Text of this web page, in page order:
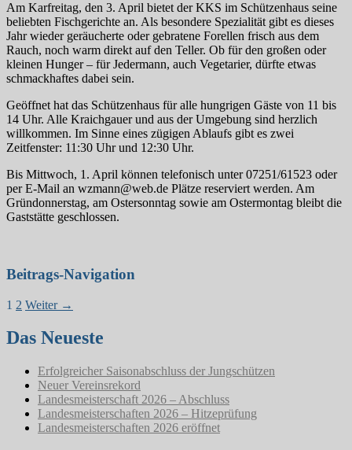
Am Karfreitag, den 3. April bietet der KKS im Schützenhaus seine
beliebten Fischgerichte an. Als besondere Spezialität gibt es dieses
Jahr wieder geräucherte oder gebratene Forellen frisch aus dem
Rauch, noch warm direkt auf den Teller. Ob für den großen oder
kleinen Hunger – für Jedermann, auch Vegetarier, dürfte etwas
schmackhaftes dabei sein.
Geöffnet hat das Schützenhaus für alle hungrigen Gäste von 11 bis
14 Uhr. Alle Kraichgauer und aus der Umgebung sind herzlich
willkommen. Im Sinne eines zügigen Ablaufs gibt es zwei
Zeitfenster: 11:30 Uhr und 12:30 Uhr.
Bis Mittwoch, 1. April können telefonisch unter 07251/61523 oder
per E-Mail an wzmann@web.de Plätze reserviert werden. Am
Gründonnerstag, am Ostersonntag sowie am Ostermontag bleibt die
Gaststätte geschlossen.
Beitrags-Navigation
1 2 Weiter →
Das Neueste
Erfolgreicher Saisonabschluss der Jungschützen
Neuer Vereinsrekord
Landesmeisterschaft 2026 – Abschluss
Landesmeisterschaften 2026 – Hitzeprüfung
Landesmeisterschaften 2026 eröffnet